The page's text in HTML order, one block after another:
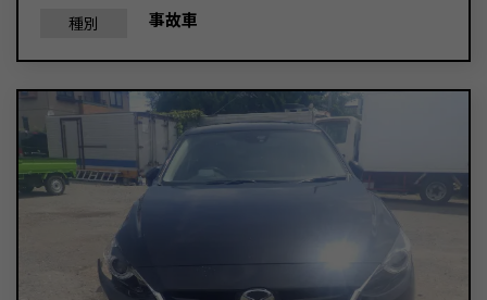
種別 事故車